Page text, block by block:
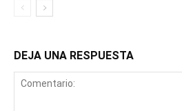
DEJA UNA RESPUESTA